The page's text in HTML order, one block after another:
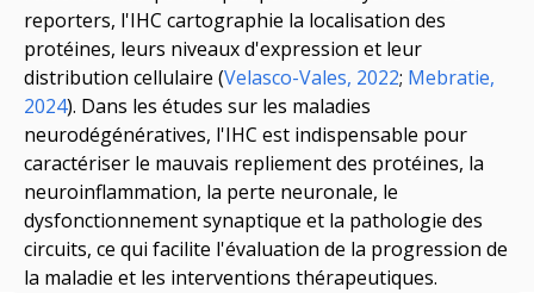
reporters, l'IHC cartographie la localisation des
protéines, leurs niveaux d'expression et leur
distribution cellulaire (Velasco-Vales, 2022; Mebratie,
2024). Dans les études sur les maladies
neurodégénératives, l'IHC est indispensable pour
caractériser le mauvais repliement des protéines, la
neuroinflammation, la perte neuronale, le
dysfonctionnement synaptique et la pathologie des
circuits, ce qui facilite l'évaluation de la progression de
la maladie et les interventions thérapeutiques.